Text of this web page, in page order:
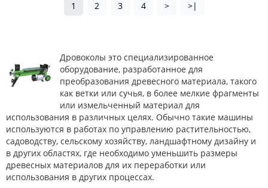
1 2 3 4 > >|
Дровоколы это специализированное
оборудование, разработанное для
преобразования древесного материала, такого
как ветки или сучья, в более мелкие фрагменты
или измельченный материал для
использования в различных целях. Обычно такие машины
используются в работах по управлению растительностью,
садоводству, сельскому хозяйству, ландшафтному дизайну и
в других областях, где необходимо уменьшить размеры
древесных материалов для их переработки или
использования в других процессах.